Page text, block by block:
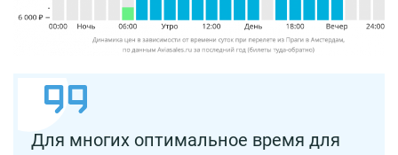
Для многих оптимальное время для